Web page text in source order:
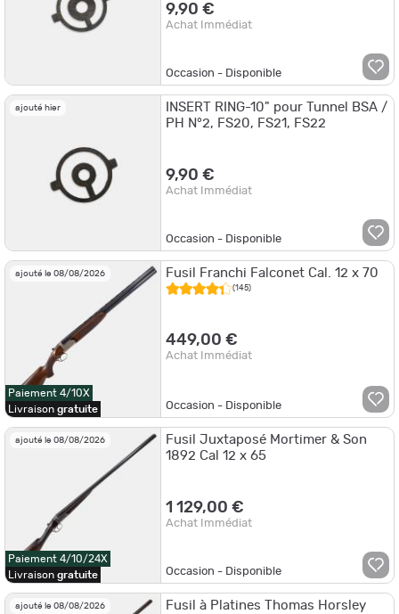
9,90 €
Achat Immédiat
Occasion - Disponible
ajouté hier
INSERT RING-10" pour Tunnel BSA /
PH N°2, FS20, FS21, FS22
9,90 €
Achat Immédiat
Occasion - Disponible
ajouté le 08/08/2026
Paiement 4/10X
Livraison gratuite
Fusil Franchi Falconet Cal. 12 x 70
(145)
449,00 €
Achat Immédiat
Occasion - Disponible
ajouté le 08/08/2026
Paiement 4/10/24X
Livraison gratuite
Fusil Juxtaposé Mortimer & Son
1892 Cal 12 x 65
1 129,00 €
Achat Immédiat
Occasion - Disponible
ajouté le 08/08/2026
Fusil à Platines Thomas Horsley